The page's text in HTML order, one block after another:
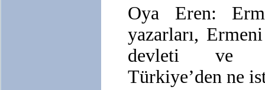
Oya Eren:
yazarları,
devleti ve
Türkiye’den ne